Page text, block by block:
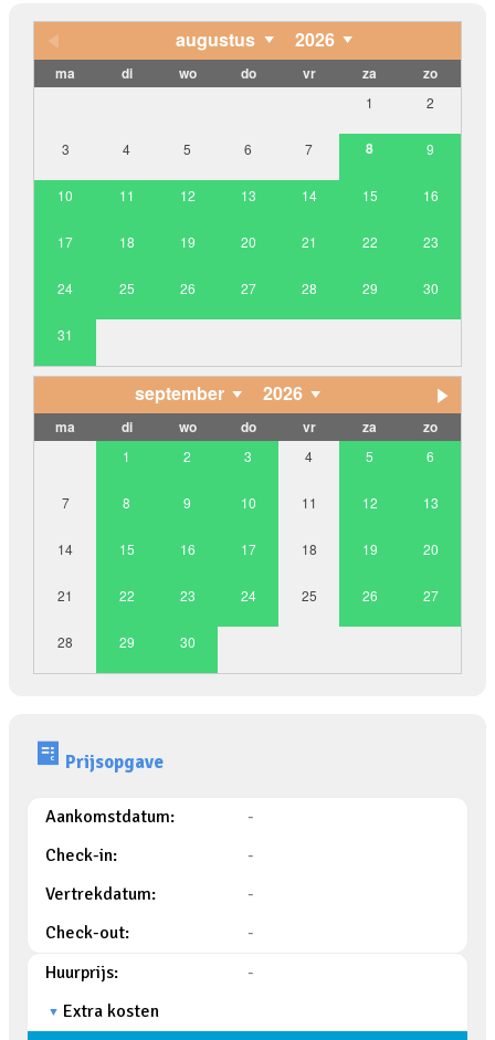
augustus 2026
ma di wo do vr za zo
1 2
3 4 5 6 7 8 9
10 11 12 13 14 15 16
17 18 19 20 21 22 23
24 25 26 27 28 29 30
31
september 2026
ma di wo do vr za zo
1 2 3 4 5 6
7 8 9 10 11 12 13
14 15 16 17 18 19 20
21 22 23 24 25 26 27
28 29 30
Prijsopgave
Aankomstdatum:
-
Check-in:
-
Vertrekdatum:
-
Check-out:
-
Huurprijs:
-
Extra kosten